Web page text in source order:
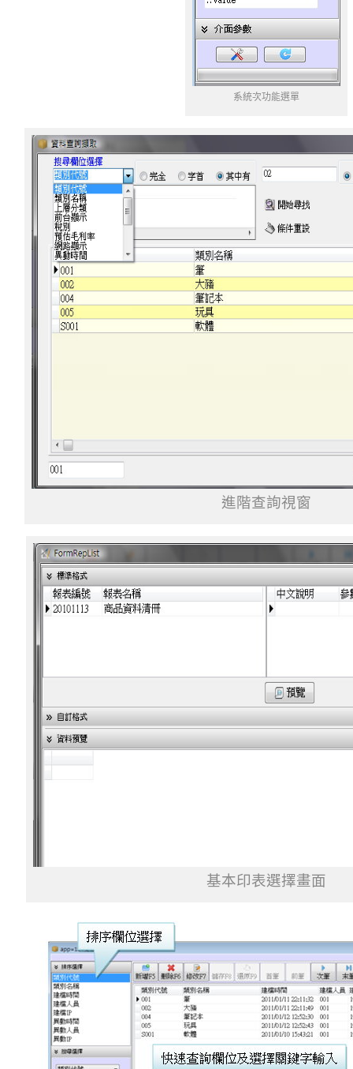
系統次功能選單
進階查詢視窗
基本印表選擇畫面